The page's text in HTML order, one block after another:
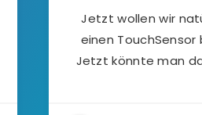
Jetzt wollen wir
einen
Jetzt könnte man